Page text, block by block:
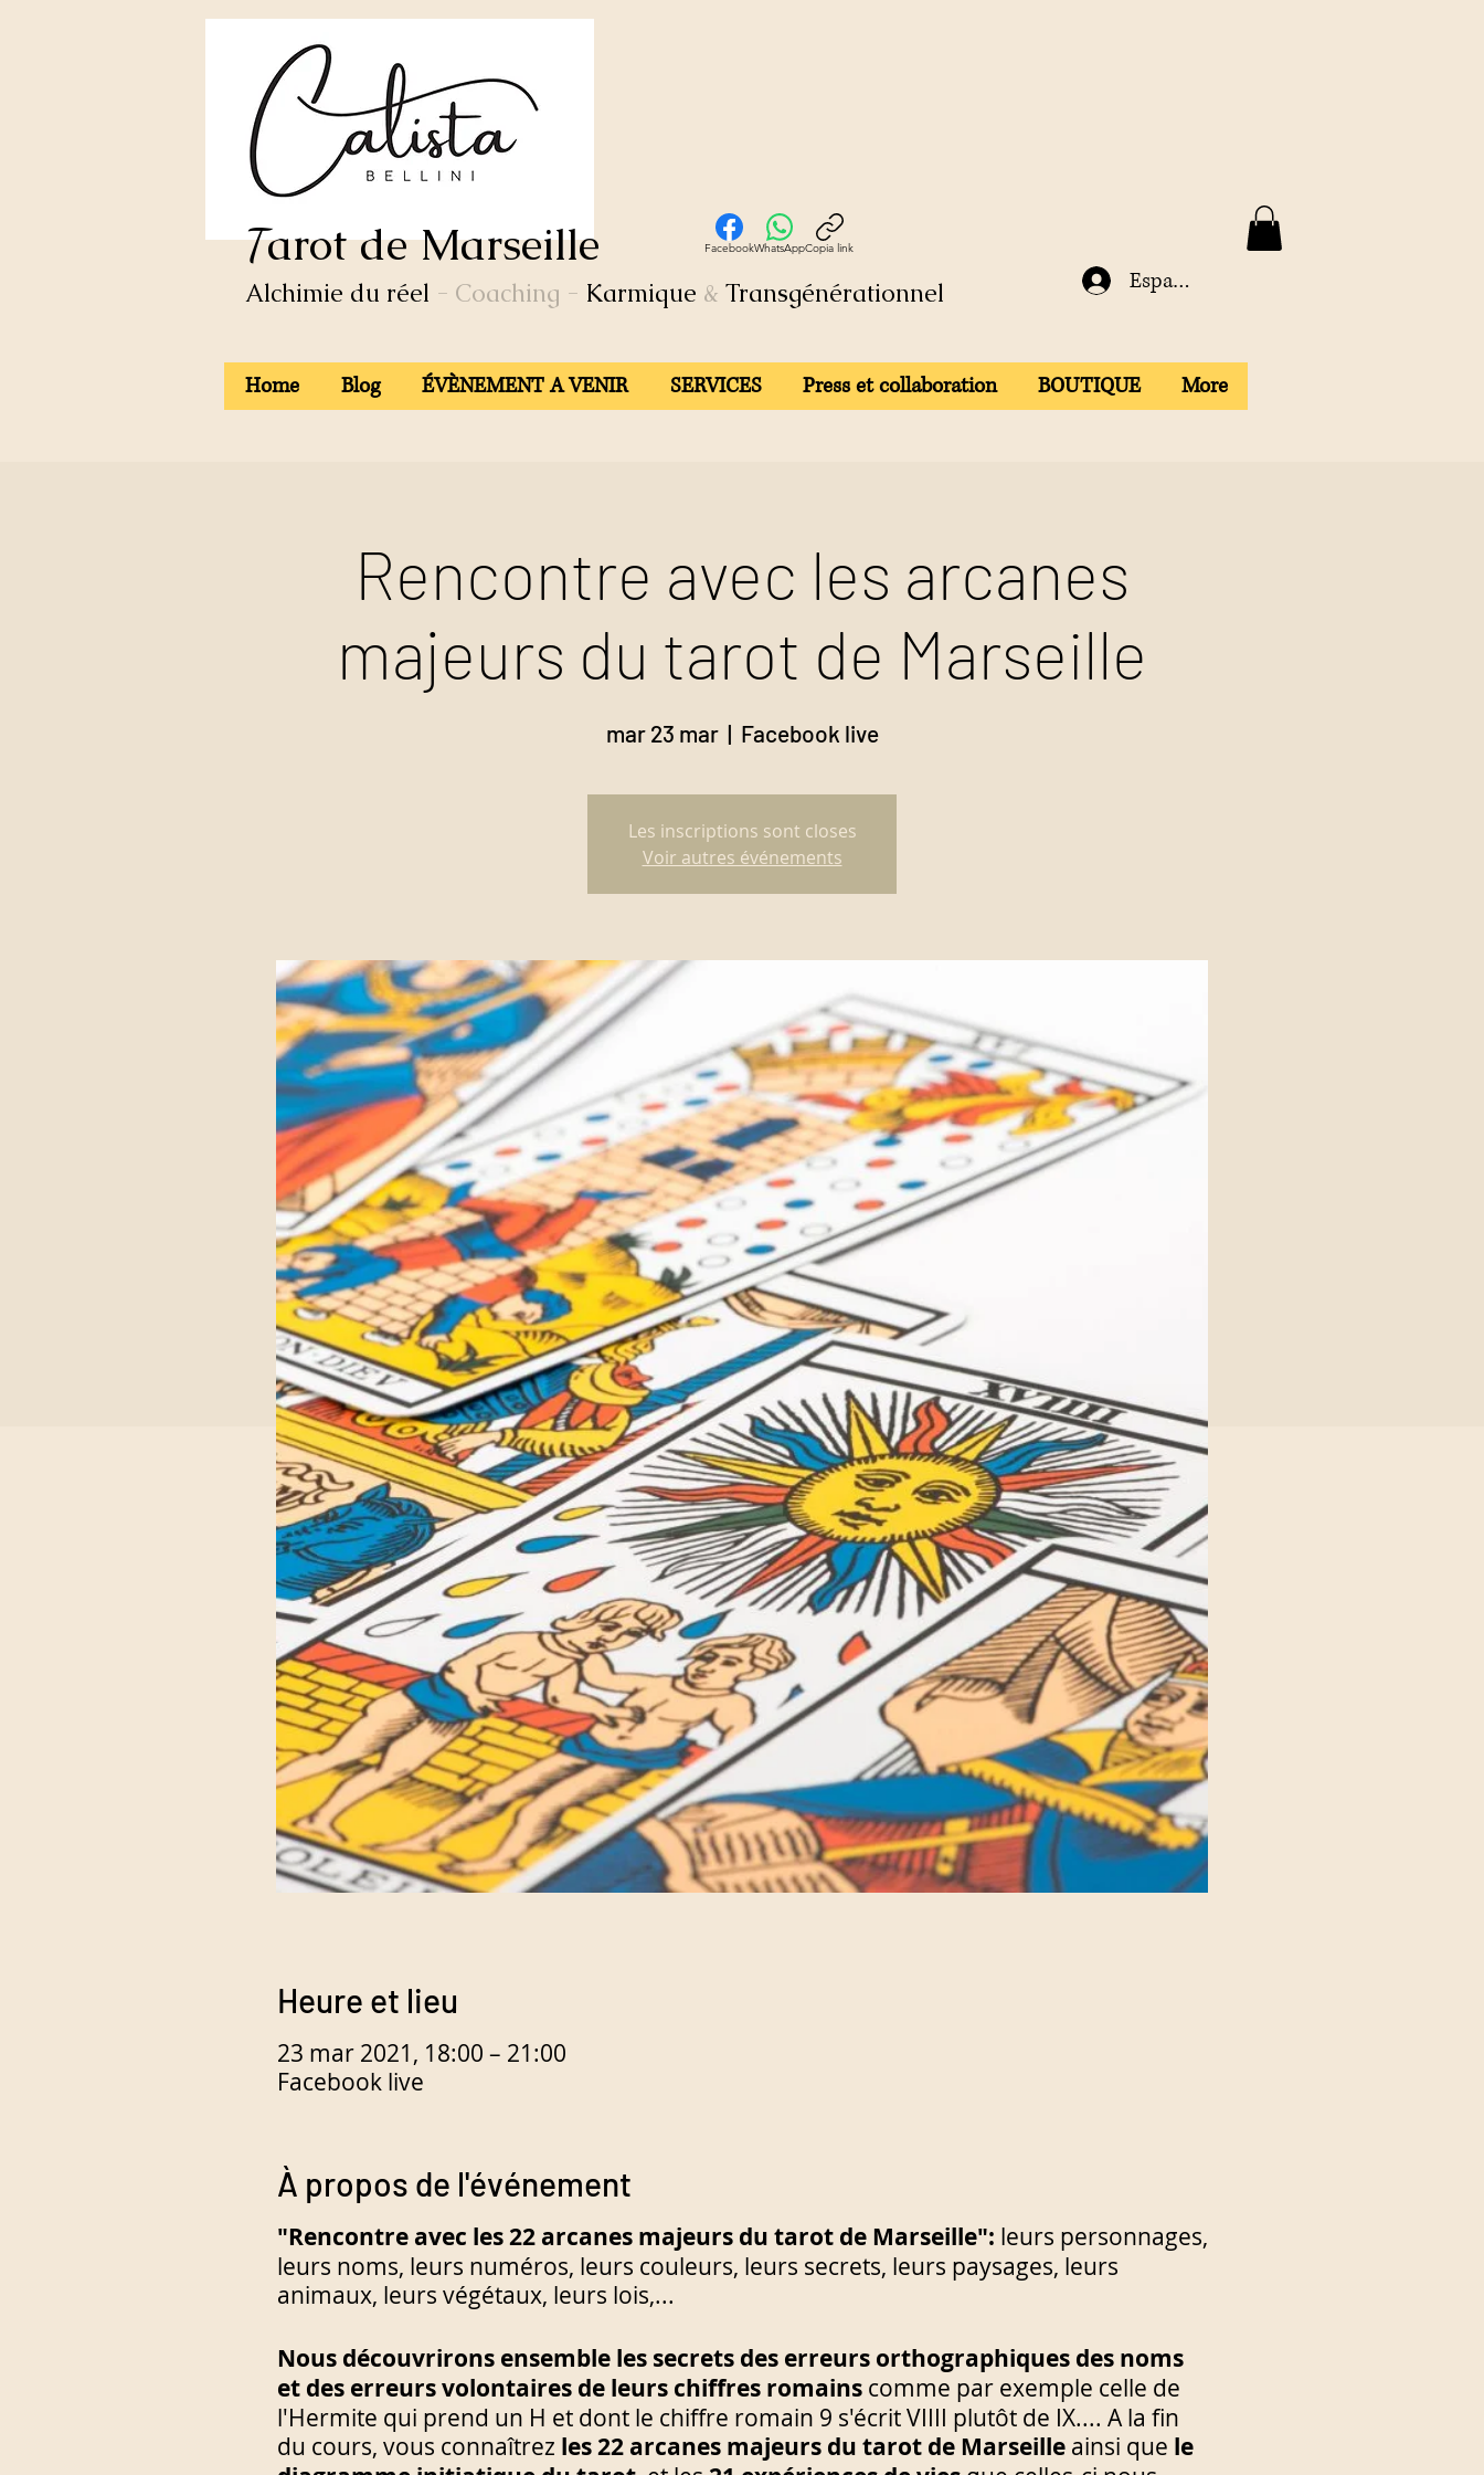
Tarot de Marseille
Alchimie du réel - Coaching - Karmique & Transgénérationnel
FacebookWhatsAppCopia link
Espace membre
Home Blog ÉVÈNEMENT A VENIR SERVICES Press et collaboration BOUTIQUE More
Rencontre avec les arcanes
majeurs du tarot de Marseille
mar 23 mar
  |
Facebook live
Les inscriptions sont closes
Voir autres événements
Heure et lieu
23 mar 2021, 18:00 – 21:00
Facebook live
À propos de l'événement
"Rencontre avec les 22 arcanes majeurs du tarot de Marseille": leurs personnages,
leurs noms, leurs numéros, leurs couleurs, leurs secrets, leurs paysages, leurs
animaux, leurs végétaux, leurs lois,...
Nous découvrirons ensemble les secrets des erreurs orthographiques des noms
et des erreurs volontaires de leurs chiffres romainscomme par exemple celle de
l'Hermite qui prend un H et dont le chiffre romain 9 s'écrit VIIII plutôt de IX.... A la fin
du cours, vous connaîtrez les 22 arcanes majeurs du tarot de Marseilleainsi que le